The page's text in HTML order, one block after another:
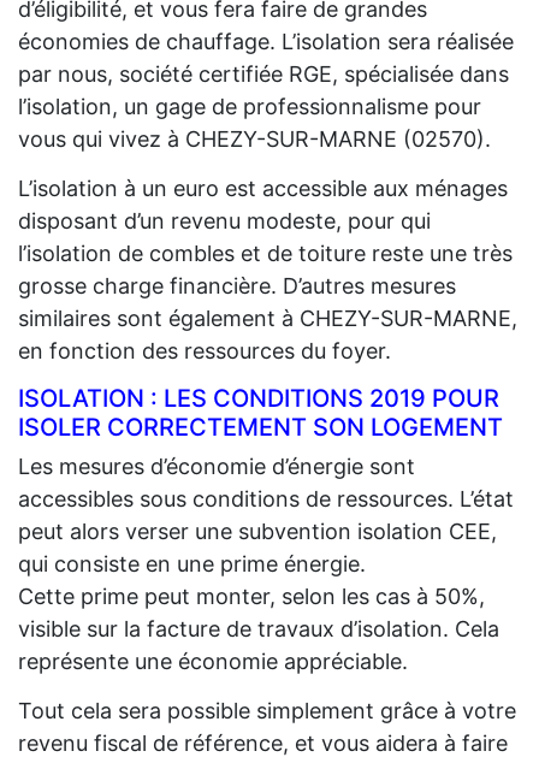
d’éligibilité, et vous fera faire de grandes
économies de chauffage. L’isolation sera réalisée
par nous, société certifiée RGE, spécialisée dans
l’isolation, un gage de professionnalisme pour
vous qui vivez à CHEZY-SUR-MARNE (02570).
L’isolation à un euro est accessible aux ménages
disposant d’un revenu modeste, pour qui
l’isolation de combles et de toiture reste une très
grosse charge financière. D’autres mesures
similaires sont également à CHEZY-SUR-MARNE,
en fonction des ressources du foyer.
ISOLATION : LES CONDITIONS 2019 POUR
ISOLER CORRECTEMENT SON LOGEMENT
Les mesures d’économie d’énergie sont
accessibles sous conditions de ressources. L’état
peut alors verser une subvention isolation CEE,
qui consiste en une prime énergie.
Cette prime peut monter, selon les cas à 50%,
visible sur la facture de travaux d’isolation. Cela
représente une économie appréciable.
Tout cela sera possible simplement grâce à votre
revenu fiscal de référence, et vous aidera à faire